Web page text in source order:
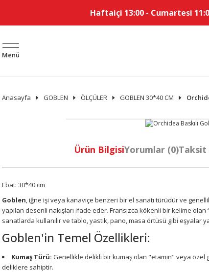
Haftaiçi 13:00 - Cumartesi
Menü
Anasayfa GOBLEN ÖLÇÜLER GOBLEN 30*40 CM
Ürün BilgisiYorumlar (0)Taksit
Ebat: 30*40 cm
Goblen, iğne işi veya kanaviçe benzeri bir el sanatı türüdür ve
yapılan desenli nakışları ifade eder. Fransızca kökenli bir kelime
sanatlarda kullanılır ve tablo, yastık, pano, masa örtüsü gibi eşyalar
Goblen'in Temel Özellikleri:
Kumaş Türü: Genellikle delikli bir kumaş olan "etamin" veya özel
deliklere sahiptir.